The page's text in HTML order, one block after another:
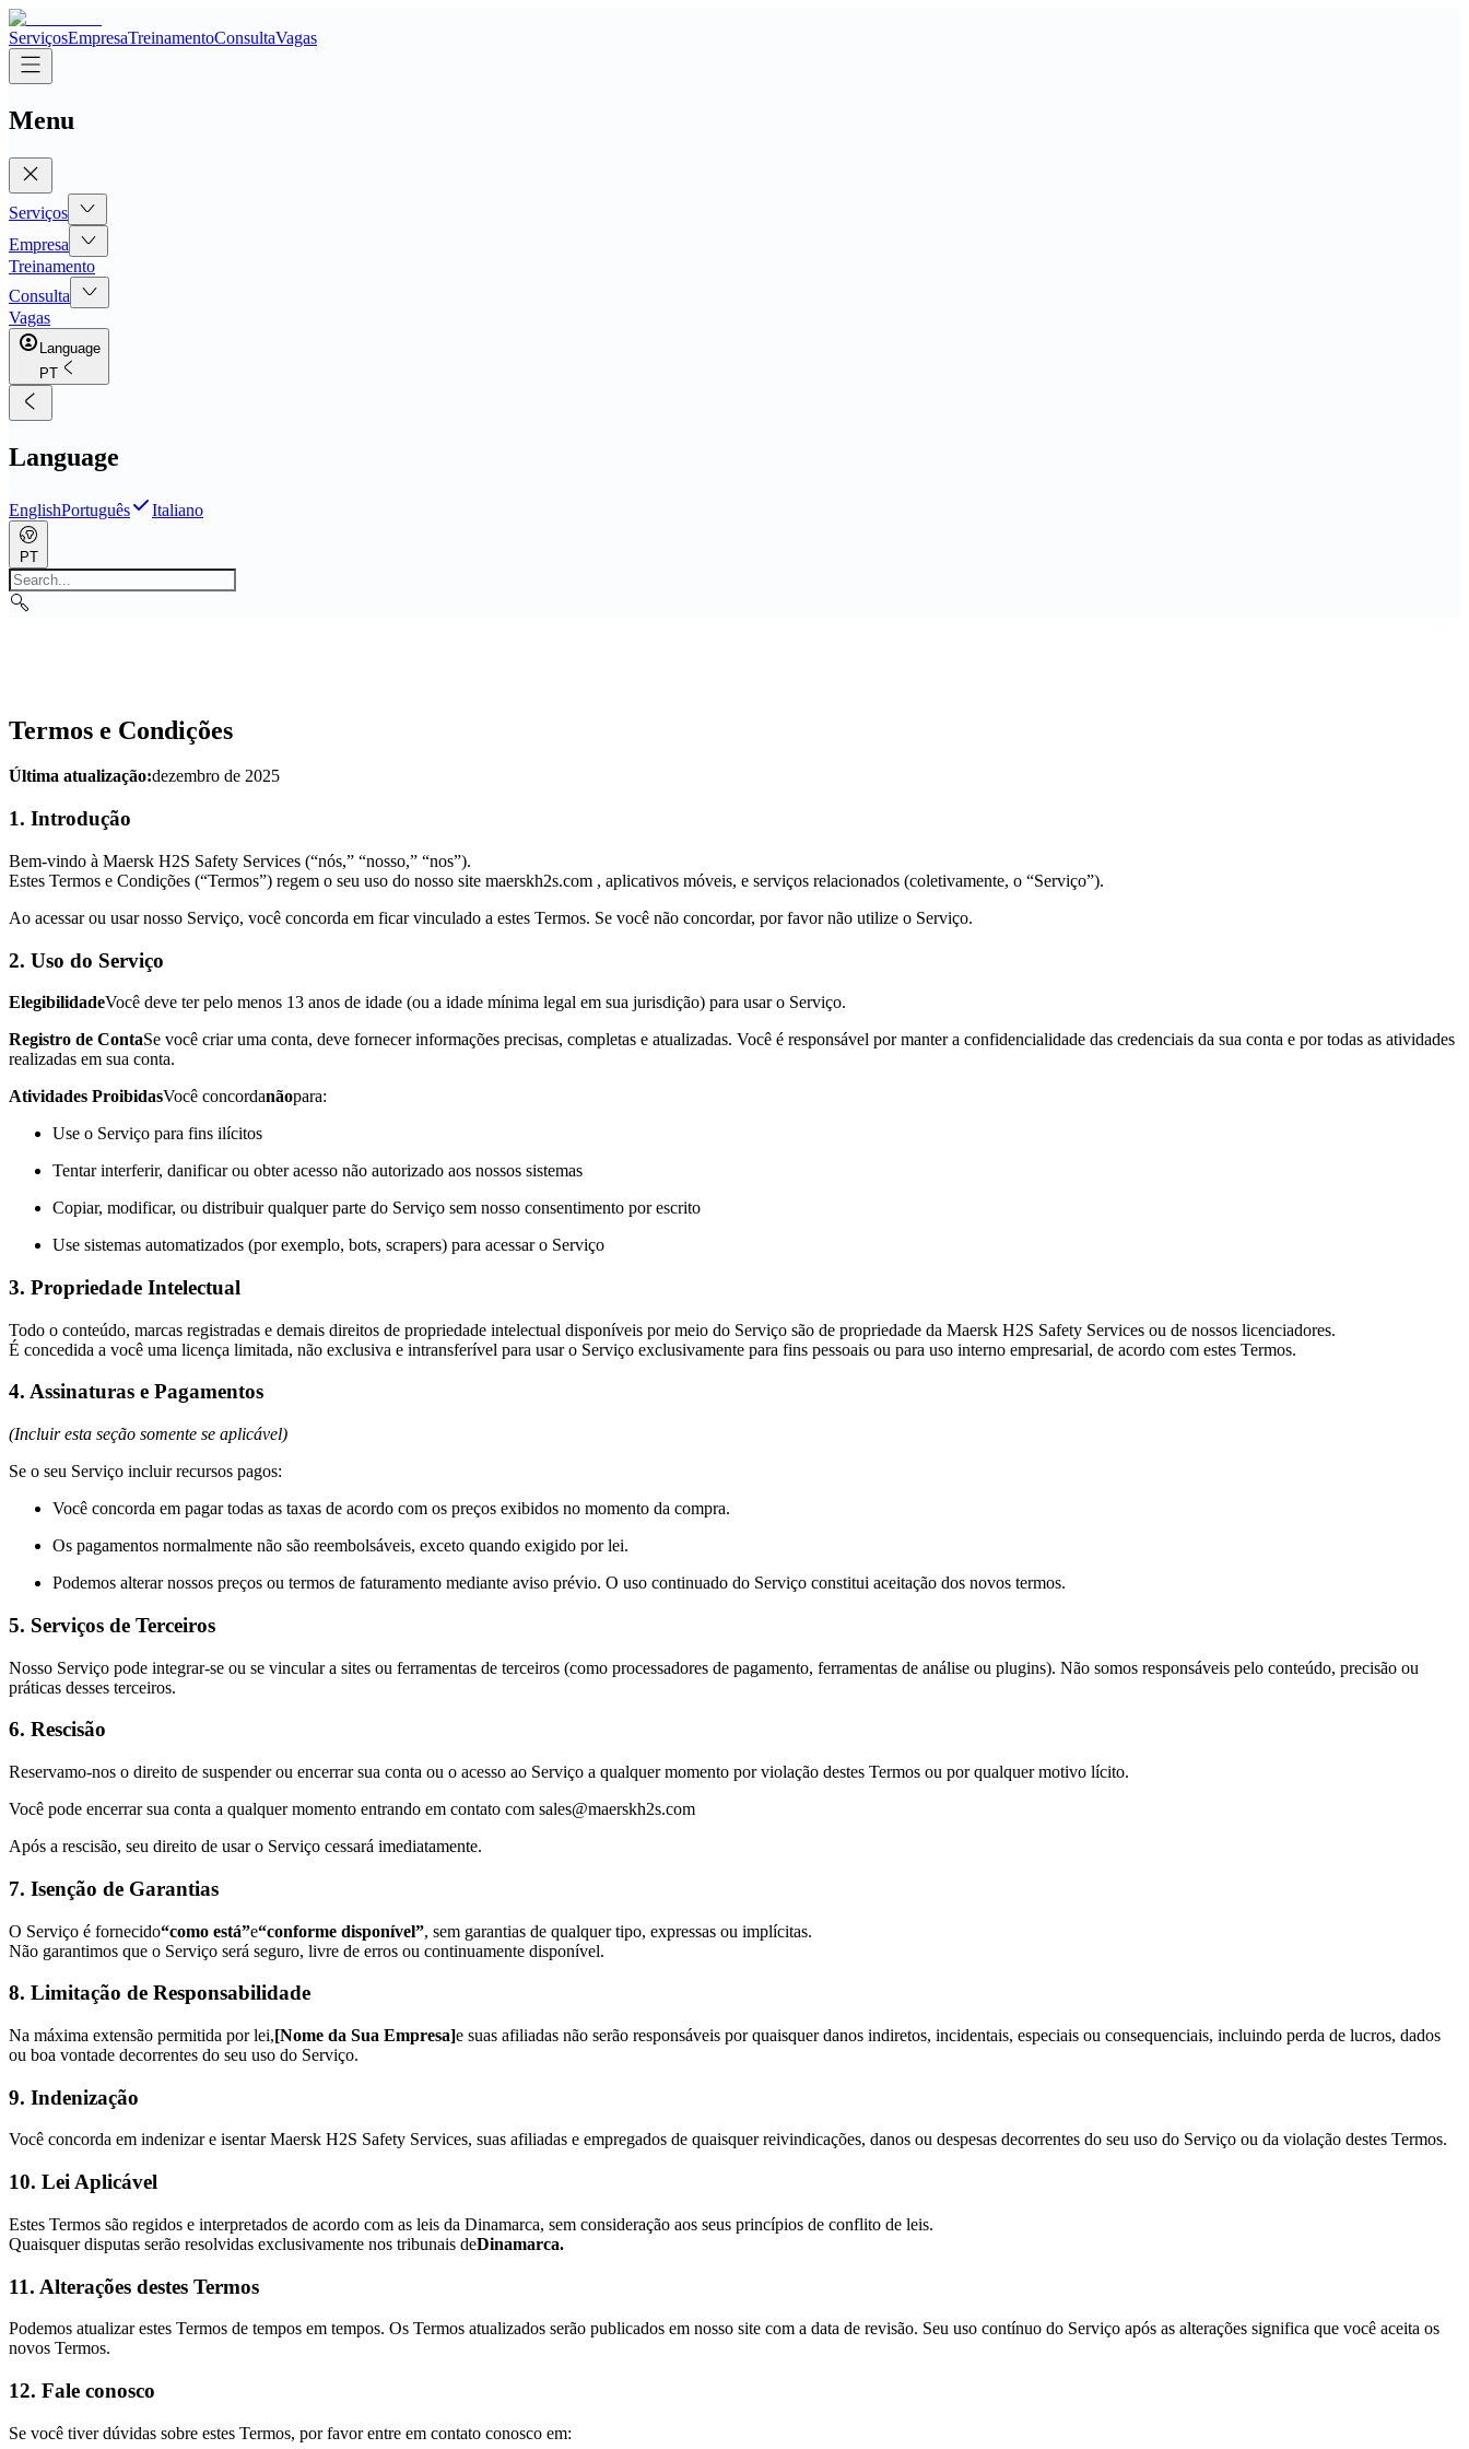
ServiçosEmpresaTreinamentoConsultaVagas
Menu
Serviços
Empresa
Treinamento
Consulta
Vagas
Language
PT
Language
EnglishPortuguês Italiano
PT
Termos e Condições
Última atualização:dezembro de 2025
1. Introdução
Bem-vindo à Maersk H2S Safety Services (“nós,” “nosso,” “nos”).
Estes Termos e Condições (“Termos”) regem o seu uso do nosso site maerskh2s.com , aplicativos móveis, e serviços relacionados (coletivamente, o “Serviço”).
Ao acessar ou usar nosso Serviço, você concorda em ficar vinculado a estes Termos. Se você não concordar, por favor não utilize o Serviço.
2. Uso do Serviço
ElegibilidadeVocê deve ter pelo menos 13 anos de idade (ou a idade mínima legal em sua jurisdição) para usar o Serviço.
Registro de ContaSe você criar uma conta, deve fornecer informações precisas, completas e atualizadas. Você é responsável por manter a confidencialidade das credenciais da sua conta e por todas as atividades
realizadas em sua conta.
Atividades ProibidasVocê concordanãopara:
Use o Serviço para fins ilícitos
Tentar interferir, danificar ou obter acesso não autorizado aos nossos sistemas
Copiar, modificar, ou distribuir qualquer parte do Serviço sem nosso consentimento por escrito
Use sistemas automatizados (por exemplo, bots, scrapers) para acessar o Serviço
3. Propriedade Intelectual
Todo o conteúdo, marcas registradas e demais direitos de propriedade intelectual disponíveis por meio do Serviço são de propriedade da Maersk H2S Safety Services ou de nossos licenciadores.
É concedida a você uma licença limitada, não exclusiva e intransferível para usar o Serviço exclusivamente para fins pessoais ou para uso interno empresarial, de acordo com estes Termos.
4. Assinaturas e Pagamentos
(Incluir esta seção somente se aplicável)
Se o seu Serviço incluir recursos pagos:
Você concorda em pagar todas as taxas de acordo com os preços exibidos no momento da compra.
Os pagamentos normalmente não são reembolsáveis, exceto quando exigido por lei.
Podemos alterar nossos preços ou termos de faturamento mediante aviso prévio. O uso continuado do Serviço constitui aceitação dos novos termos.
5. Serviços de Terceiros
Nosso Serviço pode integrar-se ou se vincular a sites ou ferramentas de terceiros (como processadores de pagamento, ferramentas de análise ou plugins). Não somos responsáveis pelo conteúdo, precisão ou
práticas desses terceiros.
6. Rescisão
Reservamo-nos o direito de suspender ou encerrar sua conta ou o acesso ao Serviço a qualquer momento por violação destes Termos ou por qualquer motivo lícito.
Você pode encerrar sua conta a qualquer momento entrando em contato com sales@maerskh2s.com
Após a rescisão, seu direito de usar o Serviço cessará imediatamente.
7. Isenção de Garantias
O Serviço é fornecido“como está”e“conforme disponível”, sem garantias de qualquer tipo, expressas ou implícitas.
Não garantimos que o Serviço será seguro, livre de erros ou continuamente disponível.
8. Limitação de Responsabilidade
Na máxima extensão permitida por lei,[Nome da Sua Empresa]e suas afiliadas não serão responsáveis por quaisquer danos indiretos, incidentais, especiais ou consequenciais, incluindo perda de lucros, dados
ou boa vontade decorrentes do seu uso do Serviço.
9. Indenização
Você concorda em indenizar e isentar Maersk H2S Safety Services, suas afiliadas e empregados de quaisquer reivindicações, danos ou despesas decorrentes do seu uso do Serviço ou da violação destes Termos.
10. Lei Aplicável
Estes Termos são regidos e interpretados de acordo com as leis da Dinamarca, sem consideração aos seus princípios de conflito de leis.
Quaisquer disputas serão resolvidas exclusivamente nos tribunais deDinamarca.
11. Alterações destes Termos
Podemos atualizar estes Termos de tempos em tempos. Os Termos atualizados serão publicados em nosso site com a data de revisão. Seu uso contínuo do Serviço após as alterações significa que você aceita os
novos Termos.
12. Fale conosco
Se você tiver dúvidas sobre estes Termos, por favor entre em contato conosco em: